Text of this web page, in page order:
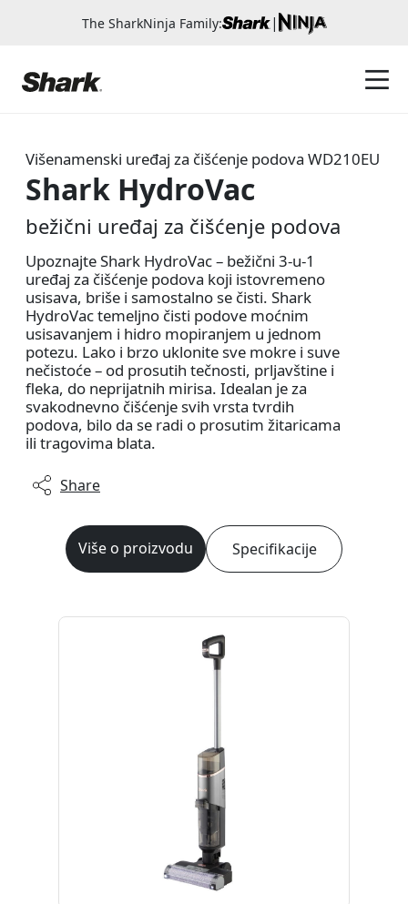
The SharkNinja Family: |
Višenamenski uređaj za čišćenje podova WD210EU
Shark HydroVac
bežični uređaj za čišćenje podova
Upoznajte Shark HydroVac – bežični 3-u-1
uređaj za čišćenje podova koji istovremeno
usisava, briše i samostalno se čisti. Shark
HydroVac temeljno čisti podove moćnim
usisavanjem i hidro mopiranjem u jednom
potezu. Lako i brzo uklonite sve mokre i suve
nečistoće – od prosutih tečnosti, prljavštine i
fleka, do neprijatnih mirisa. Idealan je za
svakodnevno čišćenje svih vrsta tvrdih
podova, bilo da se radi o prosutim žitaricama
ili tragovima blata.
Share
Više o proizvodu Specifikacije